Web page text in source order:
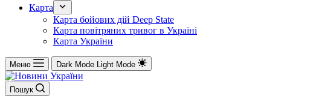
Карта
Карта бойових дій Deep State
Карта повітряних тривог в Україні
Карта України
Меню Dark Mode Light Mode
Пошук